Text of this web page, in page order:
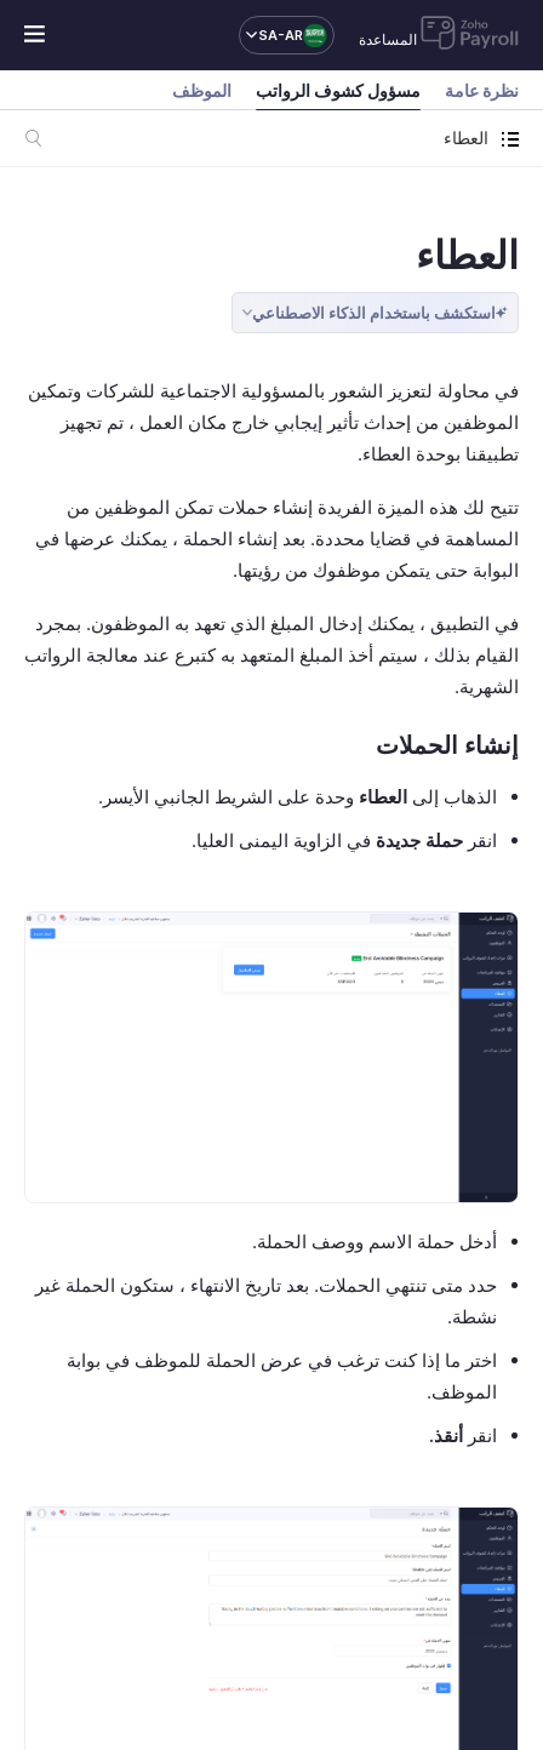
المساعدة SA-AR
العطاء
نظرة عامة مسؤول كشوف الرواتب الموظف
العطاء
استكشف باستخدام الذكاء الاصطناعي
في محاولة لتعزيز الشعور بالمسؤولية الاجتماعية للشركات وتمكين
الموظفين من إحداث تأثير إيجابي خارج مكان العمل ، تم تجهيز
تطبيقنا بوحدة العطاء.
تتيح لك هذه الميزة الفريدة إنشاء حملات تمكن الموظفين من
المساهمة في قضايا محددة. بعد إنشاء الحملة ، يمكنك عرضها في
البوابة حتى يتمكن موظفوك من رؤيتها.
في التطبيق ، يمكنك إدخال المبلغ الذي تعهد به الموظفون. بمجرد
القيام بذلك ، سيتم أخذ المبلغ المتعهد به كتبرع عند معالجة الرواتب
الشهرية.
إنشاء الحملات
الذهاب إلى العطاء وحدة على الشريط الجانبي الأيسر.
انقر حملة جديدة في الزاوية اليمنى العليا.
أدخل حملة الاسم ووصف الحملة.
حدد متى تنتهي الحملات. بعد تاريخ الانتهاء ، ستكون الحملة غير
نشطة.
اختر ما إذا كنت ترغب في عرض الحملة للموظف في بوابة
الموظف.
انقر أنقذ.